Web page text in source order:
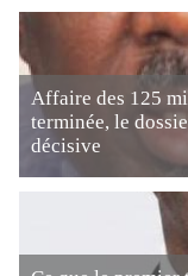
Affaire des 125
terminée, le
décisive